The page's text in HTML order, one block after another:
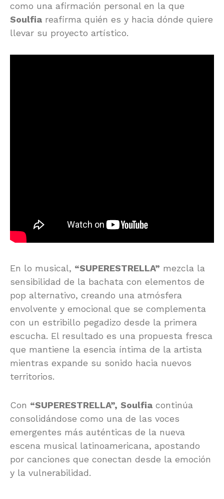
como una afirmación personal en la que
Soulfia reafirma quién es y hacia dónde quiere
llevar su proyecto artístico.
En lo musical, “SUPERESTRELLA” mezcla la
sensibilidad de la bachata con elementos de
pop alternativo, creando una atmósfera
envolvente y emocional que se complementa
con un estribillo pegadizo desde la primera
escucha. El resultado es una propuesta fresca
que mantiene la esencia íntima de la artista
mientras expande su sonido hacia nuevos
territorios.
Con “SUPERESTRELLA”, Soulfia continúa
consolidándose como una de las voces
emergentes más auténticas de la nueva
escena musical latinoamericana, apostando
por canciones que conectan desde la emoción
y la vulnerabilidad.